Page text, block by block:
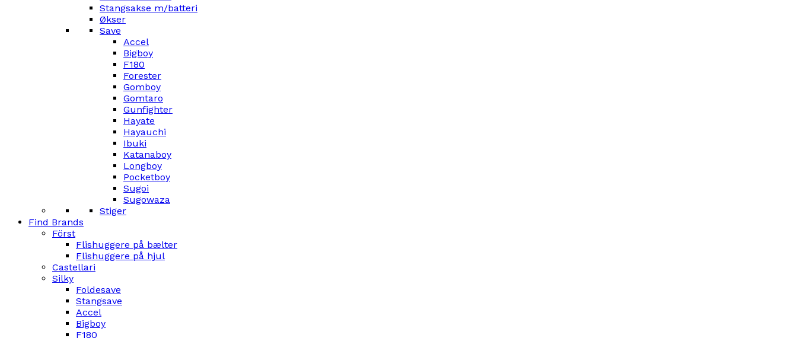
Stangsakse m/batteri
Økser
Save
Accel
Bigboy
F180
Forester
Gomboy
Gomtaro
Gunfighter
Hayate
Hayauchi
Ibuki
Katanaboy
Longboy
Pocketboy
Sugoi
Sugowaza
Stiger
Find Brands
Först
Flishuggere på bælter
Flishuggere på hjul
Castellari
Silky
Foldesave
Stangsave
Accel
Bigboy
F180